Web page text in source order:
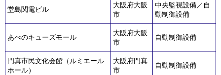
堂島関電ビル
大阪府大阪
市
中央監視設備／自
動制御設備
あべのキューズモール
大阪府大阪
市
自動制御設備
門真市民文化会館（ルミエール
ホール）
大阪府門真
市
自動制御設備